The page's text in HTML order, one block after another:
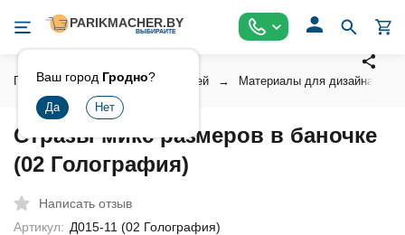
Ваш город Гродно?
Главная Косметика для ногтей Материалы для дизайна
Стразы микс размеров в баночке
(02 Голография)
Написать отзыв
Артикул: Д015-11 (02 Голография)